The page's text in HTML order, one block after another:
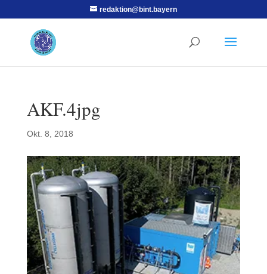
redaktion@bint.bayern
AKF.4jpg
Okt. 8, 2018